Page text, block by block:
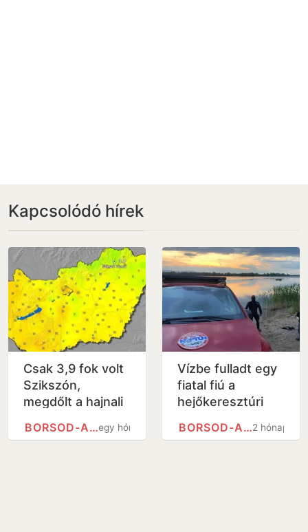
Kapcsolódó hírek
Csak 3,9 fok volt
Szikszón,
megdőlt a hajnali
csütörtökönegy hónap
BORSOD-ABAÚJ-ZEMPLÉN VÁRMEGYE
Vízbe fulladt egy
fiatal fiú a
hejőkeresztúri
2 hónap
BORSOD-ABAÚJ-ZEMPLÉN VÁRMEGYE